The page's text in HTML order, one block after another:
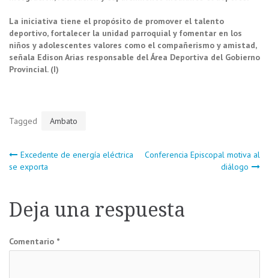
La iniciativa tiene el propósito de promover el talento
deportivo, fortalecer la unidad parroquial y fomentar en los
niños y adolescentes valores como el compañerismo y amistad,
señala Edison Arias responsable del Área Deportiva del Gobierno
Provincial. (I)
Tagged Ambato
Navegación
entradas
Excedente de energía eléctrica
se exporta
Conferencia Episcopal motiva al
diálogo
Deja una respuesta
Comentario *